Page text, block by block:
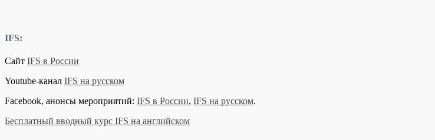
IFS:
Сайт IFS в России
Youtube-канал IFS на русском
Facebook, анонсы мероприятий: IFS в России, IFS на русском.
Бесплатный вводный курс IFS на английском